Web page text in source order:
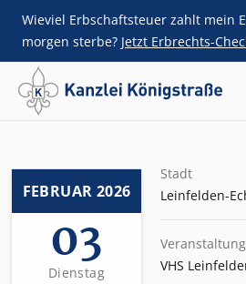
Wieviel Erbschaftsteuer zahlt mein
morgen sterbe? Jetzt Erbrechts-
ZUM HAUPTINHALT SPRINGEN
FEBRUAR 2026
03
Dienstag
Stadt
Leinfelden-
VHS